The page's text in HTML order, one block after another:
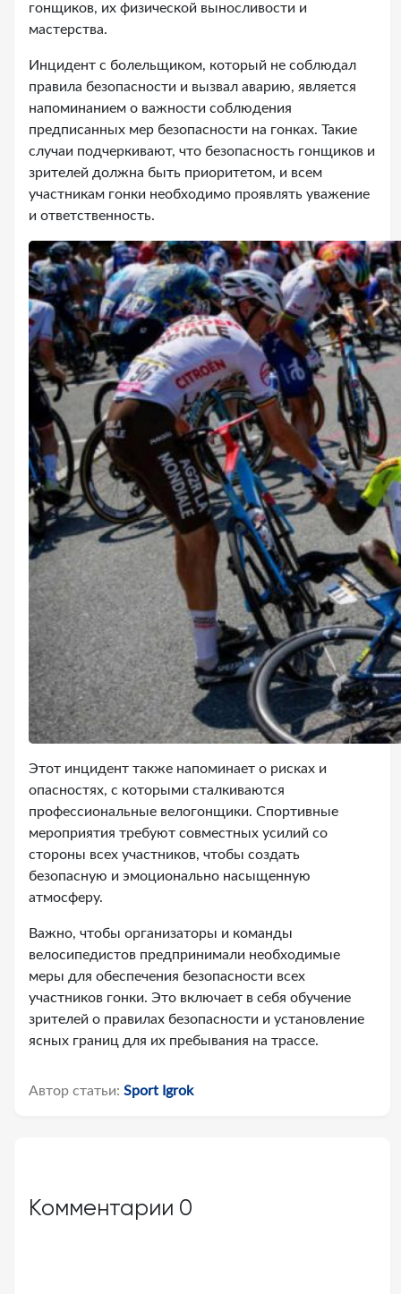
гонщиков, их физической выносливости и
мастерства.
Инцидент с болельщиком, который не соблюдал
правила безопасности и вызвал аварию, является
напоминанием о важности соблюдения
предписанных мер безопасности на гонках. Такие
случаи подчеркивают, что безопасность гонщиков и
зрителей должна быть приоритетом, и всем
участникам гонки необходимо проявлять уважение
и ответственность.
Этот инцидент также напоминает о рисках и
опасностях, с которыми сталкиваются
профессиональные велогонщики. Спортивные
мероприятия требуют совместных усилий со
стороны всех участников, чтобы создать
безопасную и эмоционально насыщенную
атмосферу.
Важно, чтобы организаторы и команды
велосипедистов предпринимали необходимые
меры для обеспечения безопасности всех
участников гонки. Это включает в себя обучение
зрителей о правилах безопасности и установление
ясных границ для их пребывания на трассе.
Автор статьи: Sport Igrok
Комментарии 0